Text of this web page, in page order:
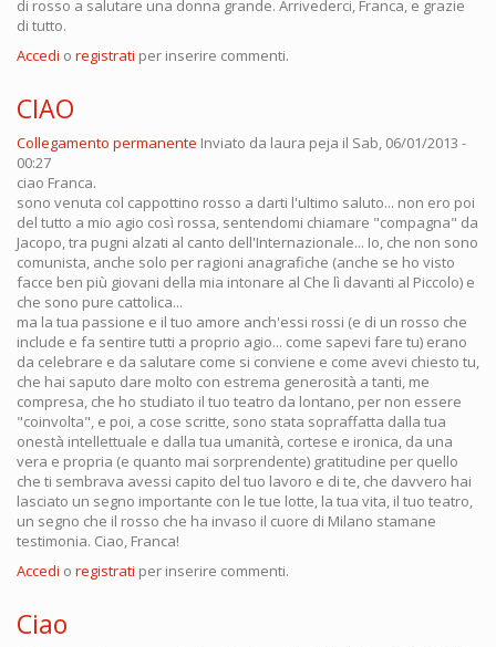
di rosso a salutare una donna grande. Arrivederci, Franca, e grazie
di tutto.
Accedi o registrati per inserire commenti.
CIAO
Collegamento permanente Inviato da laura peja il Sab, 06/01/2013 -
00:27
ciao Franca.
sono venuta col cappottino rosso a darti l'ultimo saluto... non ero poi
del tutto a mio agio così rossa, sentendomi chiamare "compagna" da
Jacopo, tra pugni alzati al canto dell'Internazionale... Io, che non sono
comunista, anche solo per ragioni anagrafiche (anche se ho visto
facce ben più giovani della mia intonare al Che lì davanti al Piccolo) e
che sono pure cattolica...
ma la tua passione e il tuo amore anch'essi rossi (e di un rosso che
include e fa sentire tutti a proprio agio... come sapevi fare tu) erano
da celebrare e da salutare come si conviene e come avevi chiesto tu,
che hai saputo dare molto con estrema generosità a tanti, me
compresa, che ho studiato il tuo teatro da lontano, per non essere
"coinvolta", e poi, a cose scritte, sono stata sopraffatta dalla tua
onestà intellettuale e dalla tua umanità, cortese e ironica, da una
vera e propria (e quanto mai sorprendente) gratitudine per quello
che ti sembrava avessi capito del tuo lavoro e di te, che davvero hai
lasciato un segno importante con le tue lotte, la tua vita, il tuo teatro,
un segno che il rosso che ha invaso il cuore di Milano stamane
testimonia. Ciao, Franca!
Accedi o registrati per inserire commenti.
Ciao